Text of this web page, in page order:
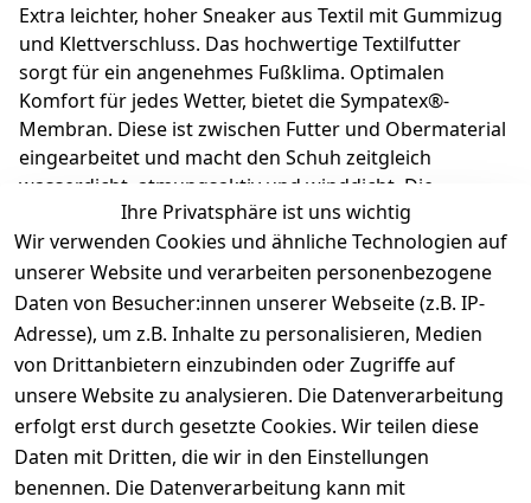
Extra leichter, hoher Sneaker aus Textil mit Gummizug
und Klettverschluss. Das hochwertige Textilfutter
sorgt für ein angenehmes Fußklima. Optimalen
Komfort für jedes Wetter, bietet die Sympatex®-
Membran. Diese ist zwischen Futter und Obermaterial
eingearbeitet und macht den Schuh zeitgleich
wasserdicht, atmungsaktiv und winddicht. Die
herausnehmbare Einlage macht es kinderleicht, die
richtige Schuhgröße auszuwählen. Richter
Kinderschuhe - Kids shoes since 1893.
Produktdetails
Kundenrezensionen
Durchschnittliche Bewertung
0
Ihre Privatsphäre ist uns wichtig
Wir verwenden Cookies und ähnliche Technologien auf
unserer Website und verarbeiten personenbezogene
Daten von Besucher:innen unserer Webseite (z.B. IP-
Adresse), um z.B. Inhalte zu personalisieren, Medien
von Drittanbietern einzubinden oder Zugriffe auf
unsere Website zu analysieren. Die Datenverarbeitung
erfolgt erst durch gesetzte Cookies. Wir teilen diese
Daten mit Dritten, die wir in den Einstellungen
benennen. Die Datenverarbeitung kann mit